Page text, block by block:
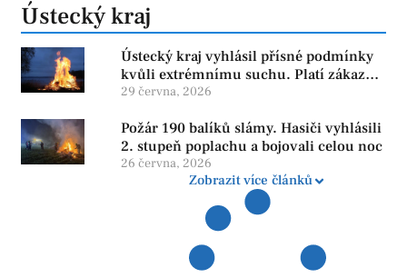
Ústecký kraj
Ústecký kraj vyhlásil přísné podmínky
kvůli extrémnímu suchu. Platí zákaz
ohňů i pyrotechniky
29 června, 2026
Požár 190 balíků slámy. Hasiči vyhlásili
2. stupeň poplachu a bojovali celou noc
26 června, 2026
Zobrazit více článků